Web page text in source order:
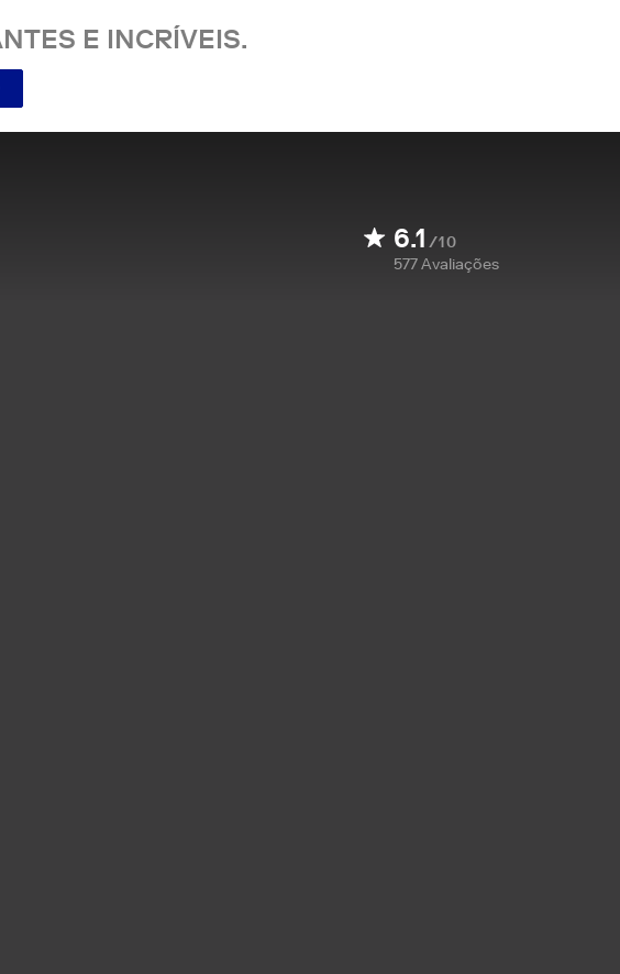
E INCRÍVEIS.
6.1 /10
577Avaliações